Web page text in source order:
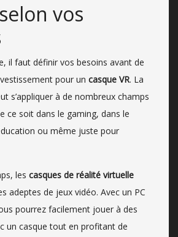
vos
il faut définir vos besoins avant de
pour un casque VR. La
s’appliquer à de nombreux champs
ce soit dans le gaming, dans le
ou même juste pour
les casques de réalité virtuelle
adeptes de jeux vidéo. Avec un PC
pourrez facilement jouer à des
un casque tout en profitant de